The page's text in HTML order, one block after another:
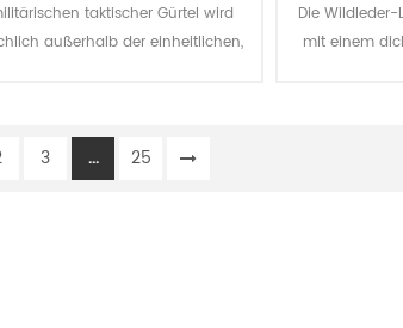
taktischer Gürtel wird
außerhalb der einheitlichen,
Die
mit einem
3 ... 25